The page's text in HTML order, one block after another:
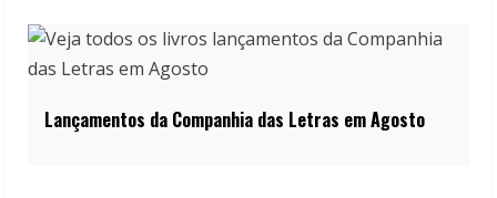
Lançamentos da Companhia das Letras em Agosto